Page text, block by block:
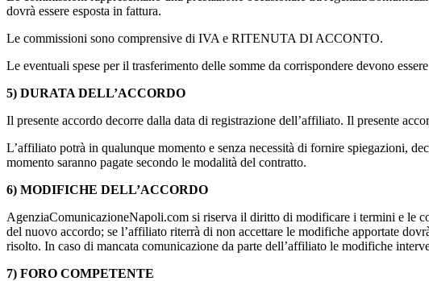
dovrà essere esposta in fattura.
Le commissioni sono comprensive di IVA e RITENUTA DI ACCONTO.
Le eventuali spese per il trasferimento delle somme da corrispondere devono
5) DURATA DELL’ACCORDO
Il presente accordo decorre dalla data di registrazione dell’affiliato. Il presente
L’affiliato potrà in qualunque momento e senza necessità di fornire spiegazioni,
momento saranno pagate secondo le modalità del contratto.
6) MODIFICHE DELL’ACCORDO
AgenziaComunicazioneNapoli.com si riserva il diritto di modificare i termini e le
del nuovo accordo; se l’affiliato riterrà di non accettare le modifiche apportate
risolto. In caso di mancata comunicazione da parte dell’affiliato le modifiche
7) FORO COMPETENTE